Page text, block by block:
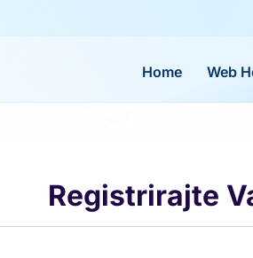
Home Web
Registrirajte